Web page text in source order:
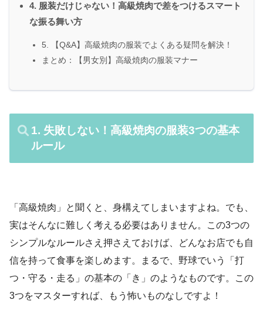
4. 服装だけじゃない！高級焼肉で差をつけるスマート
な振る舞い方
5. 【Q&A】高級焼肉の服装でよくある疑問を解決！
まとめ：【男女別】高級焼肉の服装マナー
1. 失敗しない！高級焼肉の服装3つの基本
ルール
「高級焼肉」と聞くと、身構えてしまいますよね。でも、
実はそんなに難しく考える必要はありません。この3つの
シンプルなルールさえ押さえておけば、どんなお店でも自
信を持って食事を楽しめます。まるで、野球でいう「打
つ・守る・走る」の基本の「き」のようなものです。この
3つをマスターすれば、もう怖いものなしですよ！